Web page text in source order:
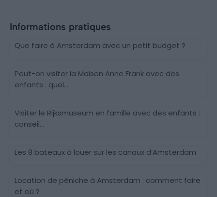
Informations pratiques
Que faire à Amsterdam avec un petit budget ?
Peut-on visiter la Maison Anne Frank avec des
enfants : quel...
Visiter le Rijksmuseum en famille avec des enfants :
conseil...
Les 8 bateaux à louer sur les canaux d’Amsterdam
Location de péniche à Amsterdam : comment faire
et où ?